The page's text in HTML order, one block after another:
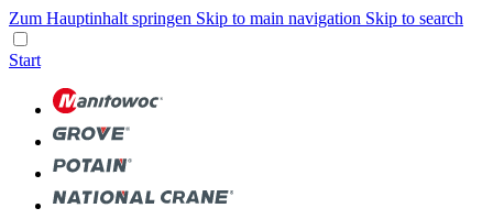
Zum Hauptinhalt springen Skip to main navigation Skip to search
Start